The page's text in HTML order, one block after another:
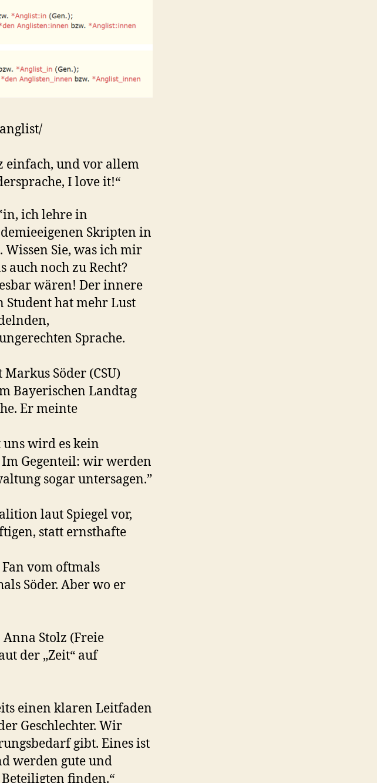
einfach, und vor allem
I love it!“
ich lehre in
Skripten in
Wissen Sie, was ich mir
auch noch zu Recht?
wären! Der innere
Student hat mehr Lust
Sprache.
Söder (CSU)
Bayerischen Landtag
Er meinte
wird es kein
Gegenteil: wir werden
sogar untersagen.”
laut Spiegel vor,
statt ernsthafte
vom oftmals
Söder. Aber wo er
Stolz (Freie
der „Zeit“ auf
einen klaren Leitfaden
Geschlechter. Wir
gibt. Eines ist
werden gute und
finden.“